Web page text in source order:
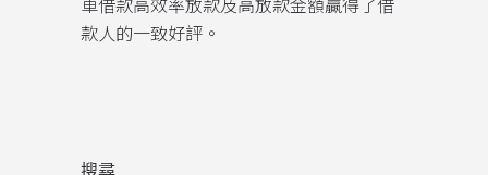
款人的一致好評。